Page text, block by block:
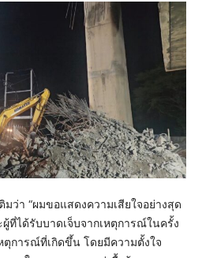
ว่า “ผมขอแสดงความเสียใจอย่างสุด
ที่ได้รับบาดเจ็บจากเหตุการณ์ในครั้ง
การณ์ที่เกิดขึ้น โดยมีความตั้งใจ